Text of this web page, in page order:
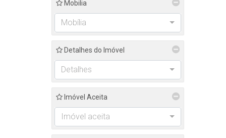
Centro (1)
Mobilia
Mobília
Detalhes do Imóvel
Detalhes
Imóvel Aceita
Imóvel aceita